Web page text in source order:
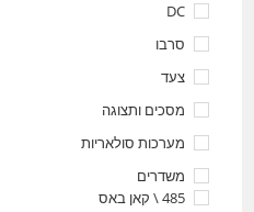
DC
סרבו
צעד
מסכים ותצוגה
מערכות סולאריות
משדרים
485 \ קאן באס